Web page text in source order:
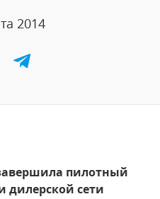
2014
пилотный
дилерской сети